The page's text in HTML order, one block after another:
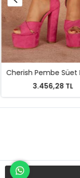
3.672,29 TL